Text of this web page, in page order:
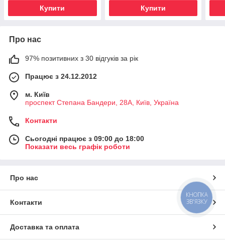
Купити Купити
Про нас
97% позитивних з 30 відгуків за рік
Працює з 24.12.2012
м. Київ
проспект Степана Бандери, 28А, Київ, Україна
Контакти
Сьогодні працює з 09:00 до 18:00
Показати весь графік роботи
Про нас
Контакти
Доставка та оплата
КНОПКА
ЗВ'ЯЗКУ